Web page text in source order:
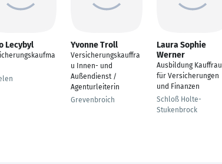
Lecybyl Yvonne Troll
Versicherungskauffra
u Innen- und
Außendienst /
Agenturleiterin
Grevenbroich
Laura Sophie
Werner
Ausbildung Kauffrau
für Versicherungen
und Finanzen
Schloß Holte-
Stukenbrock